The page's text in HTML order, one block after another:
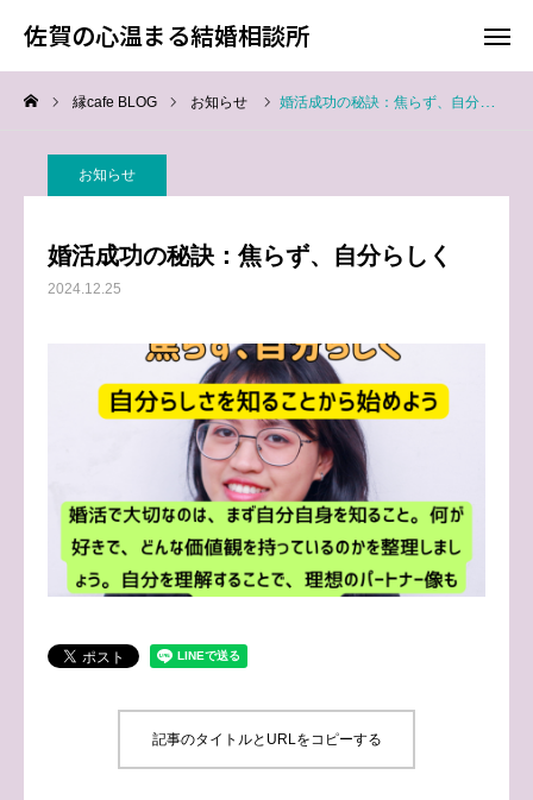
佐賀の心温まる結婚相談所
縁cafe BLOG お知らせ 婚活成功の秘訣：焦らず、自分らしく
お知らせ
婚活成功の秘訣：焦らず、自分らしく
2024.12.25
記事のタイトルとURLをコピーする
佐賀の心温まる結婚相談所
料金
TOP
成婚までの流れ
会員様からの喜びの声
よくあるご質問